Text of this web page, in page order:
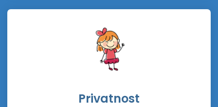
Privatnost